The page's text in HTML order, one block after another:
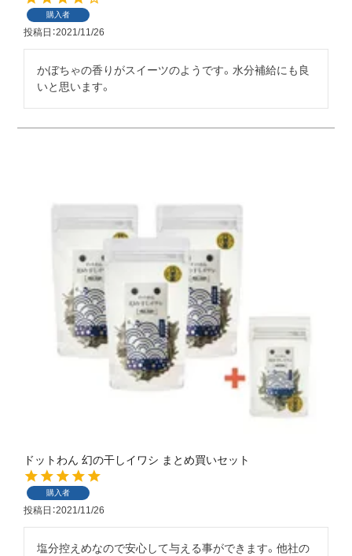
購入者
投稿日 2021/11/26
かぼちゃの香りがスイーツのようです。水分補給にも良
いと思います。
ドットわん 幻の干しイワシ まとめ買いセット
購入者
投稿日 2021/11/26
塩分控えめなので安心して与える事ができます。他社の